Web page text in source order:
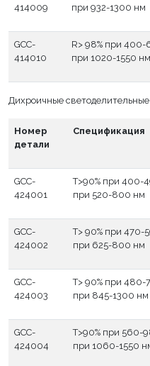
414009
при 932-1300 нм
GCC-
414010
R> 98% при 400-
при 1020-1550 нм
Дихроичные
Номер
детали
Спецификация
GCC-
424001
T>90% при 400-
при 520-800 нм
GCC-
424002
T> 90% при 470-
при 625-800 нм
GCC-
424003
T> 90% при 480-
при 845-1300 нм
GCC-
424004
T>90% при 560-
при 1060-1550